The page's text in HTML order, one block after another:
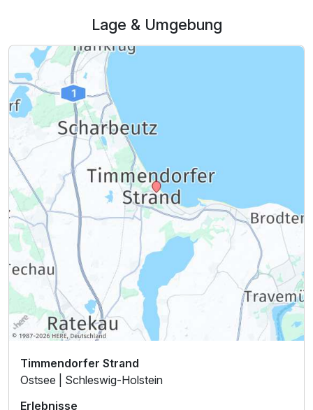
Lage & Umgebung
Timmendorfer Strand
Ostsee | Schleswig-Holstein
Erlebnisse